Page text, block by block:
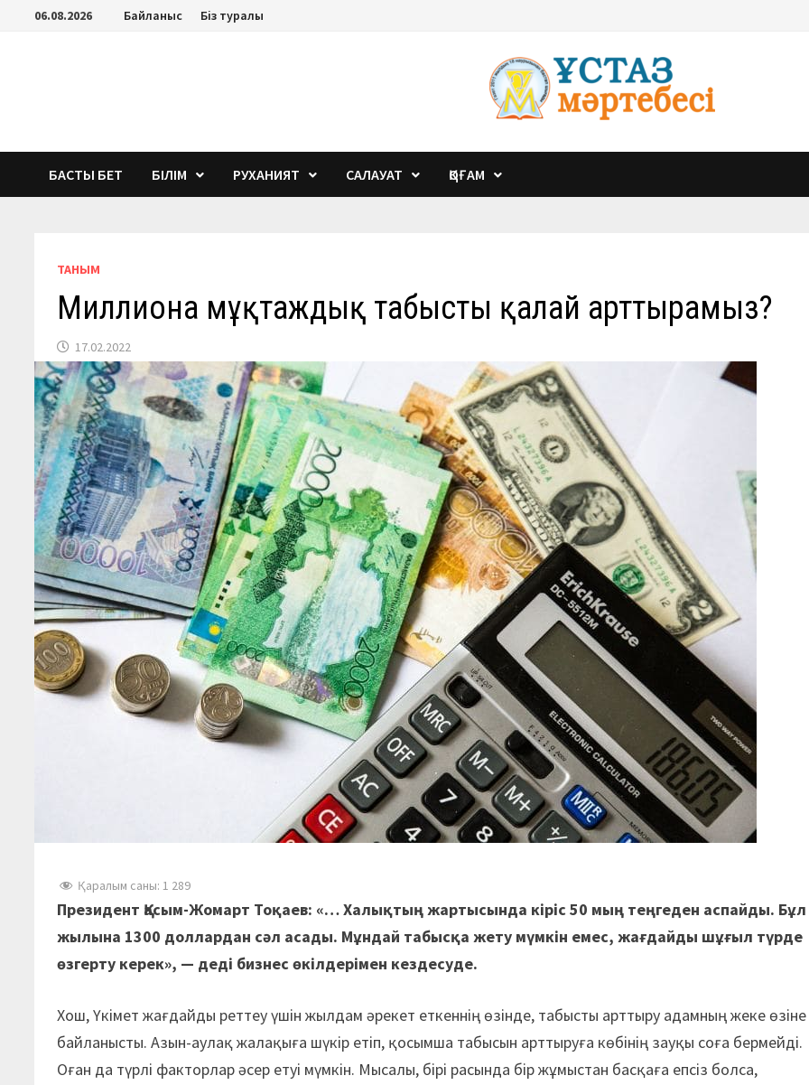
Перейти06.08.2026 Байланыс Біз туралы
БАСТЫ БЕТ БІЛІМ РУХАНИЯТ САЛАУАТ ҚОҒАМ
ТАНЫМ
Миллионға мұқтаждық табысты қалай арттырамыз?
17.02.2022
Қаралым саны: 1 289
Президент Қасым-Жомарт Тоқаев: «… Халықтың жартысында кіріс 50 мың теңгеден аспайды. Бұл
жылына 1300 доллардан сәл асады. Мұндай табысқа жету мүмкін емес, жағдайды шұғыл түрде
өзгерту керек», — деді бизнес өкілдерімен кездесуде.
Хош, Үкімет жағдайды реттеу үшін жылдам әрекет еткеннің өзінде, табысты арттыру адамның жеке өзіне
байланысты. Азын-аулақ жалақыға шүкір етіп, қосымша табысын арттыруға көбінің зау­қы соға бермейді.
Оған да түрлі факторлар әсер етуі мүмкін. Мысалы, бірі расында бір жұмыстан басқаға епсіз болса,